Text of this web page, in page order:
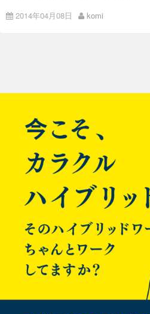
なんだかmysqlのことを聞かれること
現場指向のレプリケーション詳説
Art of MySQL Replication.
バイナリログに書かれるのは更新系
補足すると、I/Oエラーは、物理的に
ワーク的につながらない、レプリケ
スワードが間違っている、server_id
などの理由で起こることがあります
は上記の最初のリンクに書いてあり
参考までに現在のreplicationまわり
かんじです。
[shell]## replication (master/slave)
index=mysql-bin.index
relay-log=mysqld-relay-bin relay-
bin.index log_slave_updates=1
ignore-
skip_slave_start read_only
## replication (for 5.6) gtid-mode =
enforce_gtid_consistency=false
2014年04月08日 komi
ナ